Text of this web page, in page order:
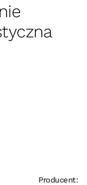
Producent: